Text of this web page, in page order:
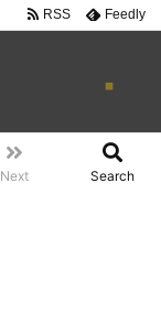
Next Search
RSS Feedly